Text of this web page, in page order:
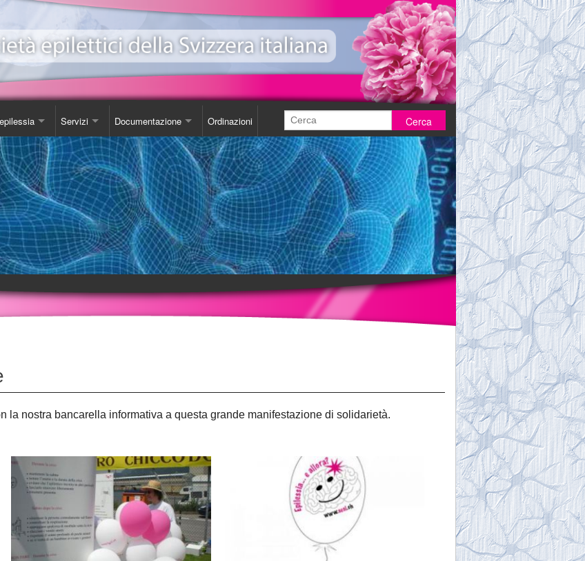
Comportarsi
Servizi
Consulenza
Luoghi d'incontro
Biblioteca
Videoteca
Carta SOS
Documentazione
Libro
Studi
DVD
Opuscoli
Ordinazioni
Ordinazioni
la nostra bancarella informativa a questa grande manifestazione di solidarietà.